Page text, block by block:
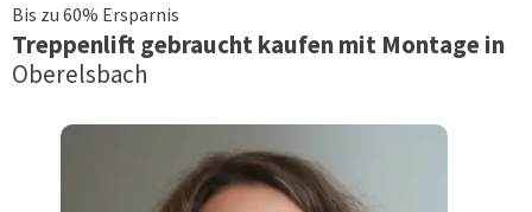
Bis zu 60% Ersparnis
Treppenliftgebraucht kaufen mit Montage in
Oberelsbach